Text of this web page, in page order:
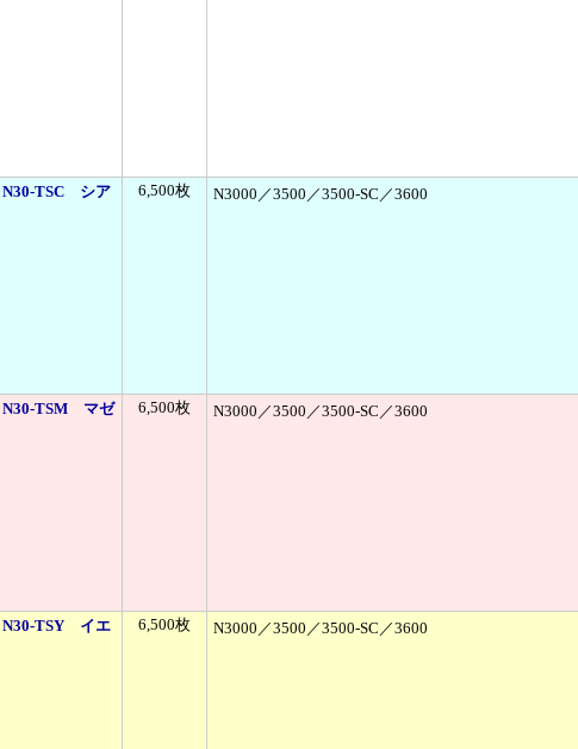
N30-TSC シア
6,500枚 N3000／3500／3500-SC／3600
N30-TSM マゼ
6,500枚 N3000／3500／3500-SC／3600
N30-TSY イエ
6,500枚 N3000／3500／3500-SC／3600